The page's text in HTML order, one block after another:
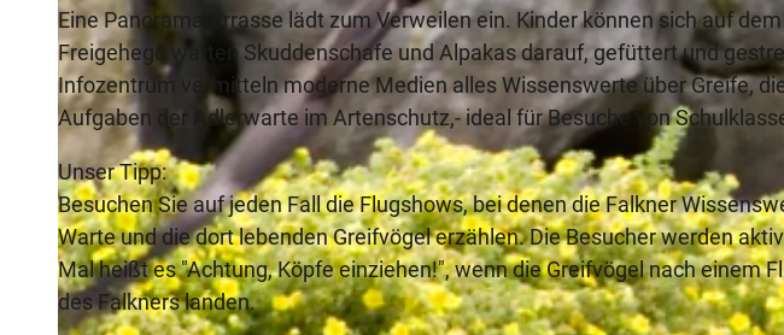
Eine Panoramaterrasse lädt zum Verweilen ein. Kinder können sich auf
Freigehege warten Skuddenschafe und Alpakas darauf, gefüttert und
Infozentrum vermitteln moderne Medien alles Wissenswerte über Greife,
Aufgaben der Adlerwarte im Artenschutz,- ideal für Besuche von
Unser Tipp:
Besuchen Sie auf jeden Fall die Flugshows, bei denen die Falkner
Warte und die dort lebenden Greifvögel erzählen. Die Besucher werden
Mal heißt es "Achtung, Köpfe einziehen!", wenn die Greifvögel nach einem
des Falkners landen.